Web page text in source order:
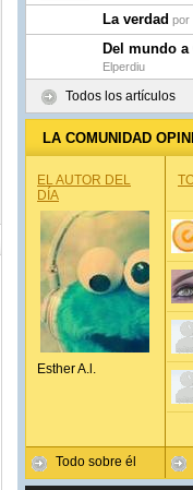
La verdad por
Del mundo
Elperdiu
Todos los artículos
LA COMUNIDAD
EL AUTOR DEL
DÍA
Esther A.l.
Todo sobre él